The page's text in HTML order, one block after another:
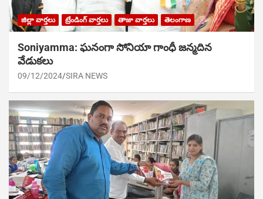
జిల్లా వార్తలు ట్రేండింగ్ వార్తలు తాజా వార్తలు తెలంగాణ
Soniyamma: ఘ‌నంగా సోనియా గాంధీ జ‌న్మ‌దిన
వేడుక‌లు
09/12/2024 SIRA NEWS